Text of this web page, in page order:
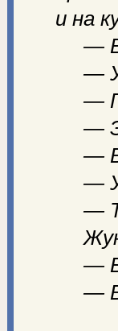
и на
—
—
—
—
—
—
—
—
—